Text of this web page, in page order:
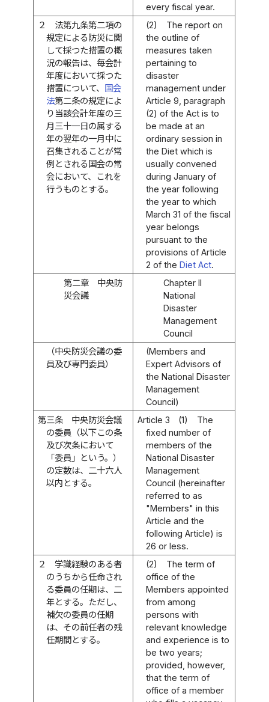
every fiscal year.
２
法第九条第二項の
規定による防災に関
して採つた措置の概
況の報告は、毎会計
年度において採つた
措置について、 国会
法第二条の規定によ
り当該会計年度の三
月三十一日の属する
年の翌年の一月中に
召集されることが常
例とされる国会の常
会において、これを
行うものとする。
(2)
The report on
the outline of
measures taken
pertaining to
disaster
management under
Article 9, paragraph
(2) of the Act is to
be made at an
ordinary session in
the Diet which is
usually convened
during January of
the year following
the year to which
March 31 of the fiscal
year belongs
pursuant to the
provisions of Article
2 of theDiet Act.
第二章 中央防
災会議
Chapter II
National
Disaster
Management
Council
（中央防災会議の委
員及び専門委員）
(Members and
Expert Advisors of
the National Disaster
Management
Council)
第三条
中央防災会議
の委員（以下この条
及び次条において
「委員」という。）
の定数は、二十六人
以内とする。
Article 3 (1)
The
fixed number of
members of the
National Disaster
Management
Council (hereinafter
referred to as
"Members" in this
Article and the
following Article) is
26 or less.
２
学識経験のある者
のうちから任命され
る委員の任期は、二
年とする。ただし、
補欠の委員の任期
は、その前任者の残
任期間とする。
(2)
The term of
office of the
Members appointed
from among
persons with
relevant knowledge
and experience is to
be two years;
provided, however,
that the term of
office of a member